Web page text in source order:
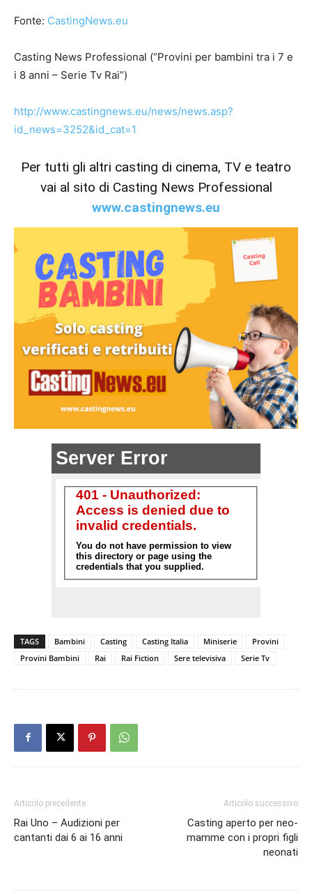
Fonte: CastingNews.eu
Casting News Professional (“Provini per bambini tra i 7 e
i 8 anni – Serie Tv Rai”)
http://www.castingnews.eu/news/news.asp?
id_news=3252&id_cat=1
Per tutti gli altri casting di cinema, TV e teatro
vai al sito di Casting News Professional
www.castingnews.eu
TAGS Bambini Casting Casting Italia Miniserie
Provini
Provini Bambini
Rai Rai Fiction Sere televisiva Serie Tv
Articolo precedente
Rai Uno – Audizioni per
cantanti dai 6 ai 16 anni
Articolo successivo
Casting aperto per neo-
mamme con i propri figli
neonati